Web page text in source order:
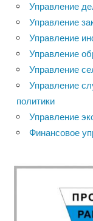
Управление
Управление
Управление
Управление
Управление
Управление
политики
Управление
Финансовое